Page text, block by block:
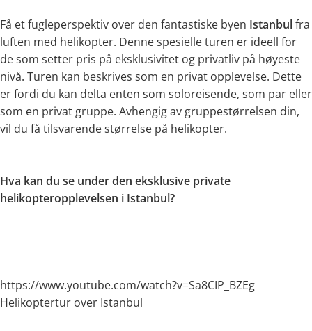
Få et fugleperspektiv over den fantastiske byen Istanbulfra
luften med helikopter. Denne spesielle turen er ideell for
de som setter pris på eksklusivitet og privatliv på høyeste
nivå. Turen kan beskrives som en privat opplevelse. Dette
er fordi du kan delta enten som soloreisende, som par eller
som en privat gruppe. Avhengig av gruppestørrelsen din,
vil du få tilsvarende størrelse på helikopter.
Hva kan du se under den eksklusive private
helikopteropplevelsen i Istanbul?
https://www.youtube.com/watch?v=Sa8CIP_BZEg
Helikoptertur over Istanbul